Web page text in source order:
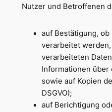
Nutzer und Betroffenen
auf Bestätigung,
verarbeitet
verarbeiteten
Informationen über
sowie auf Kopien
DSGVO);
auf Berichtigung